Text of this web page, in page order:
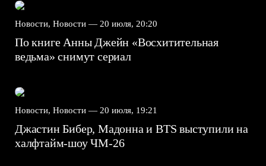
Новости, Новости — 20 июля, 20:20
По книге Анны Джейн «Восхитительная
ведьма» снимут сериал
Новости, Новости — 20 июля, 19:21
Джастин Бибер, Мадонна и BTS выступили на
халфтайм-шоу ЧМ-26